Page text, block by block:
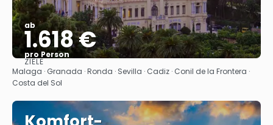
ab
1.618 €
pro Person
Sehen
ZIELE
Malaga · Granada · Ronda · Sevilla · Cadiz · Conil de la Frontera ·
Costa del Sol